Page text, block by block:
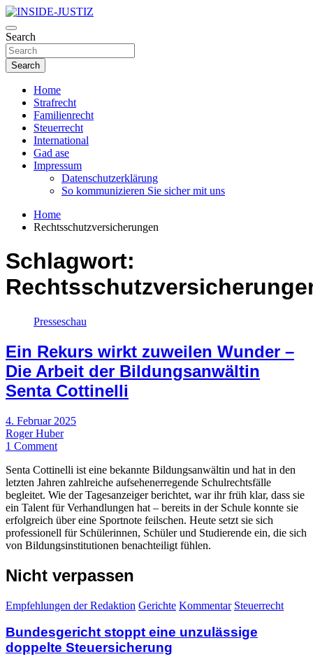
Skip
to
content
INSIDE-JUSTIZ
Investigativer Journalismus zur Dritten Gewalt
Search
Search
Home
Strafrecht
Familienrecht
Steuerrecht
International
Gad ase
Impressum
Datenschutzerklärung
So kommunizieren Sie sicher mit uns
Home
Rechtsschutzversicherungen
Schlagwort:
Presseschau
Ein Rekurs wirkt zuweilen Wunder –
Die Arbeit der Bildungsanwältin
Senta Cottinelli
4. Februar 2025
Roger Huber
1 Comment
Senta Cottinelli ist eine bekannte Bildungsanwältin und hat in den
letzten Jahren zahlreiche aufsehenerregende Schulrechtsfälle
begleitet. Wie der Tagesanzeiger berichtet, war ihr früh klar, dass sie
ein Talent für Verhandlungen hat – bereits in der Schule konnte sie
erfolgreich über eine Sportnote feilschen. Heute setzt sie sich
professionell für Schülerinnen, Schüler und Studierende ein, die sich
von Bildungsinstitutionen benachteiligt fühlen.
Nicht verpassen
Empfehlungen der Redaktion Gerichte Kommentar Steuerrecht
Bundesgericht stoppt eine unzulässige
doppelte Steuersicherung